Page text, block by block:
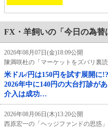
FX・羊飼いの「今日の為
2026年08月07日(金)18:09公開
陳満咲杜の「マーケットをズバリ裏読
米ドル/円は150円を試す展開に
2026年中に140円の大台打診が
介入は成功…
2026年08月06日(木)13:20公開
西原宏一の「ヘッジファンドの思惑」